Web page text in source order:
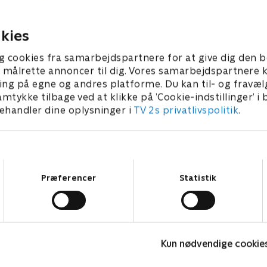
cookies fra samarbejdspartnere for at give dig den
annoncer til dig. Vores samarbejdspartnere
på egne og andres platforme. Du kan til- og
tilbage ved at klikke på ’Cookie-indstillinger’ i
dine oplysninger i TV 2s privatlivspolitik.
Præferencer Statistik
Kun nødvendige
magt.• 41 min